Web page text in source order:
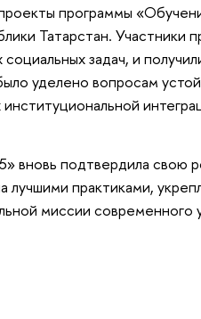
программы
Татарстан. Участники
задач, и
уделено вопросам
вновь подтвердила свою
практиками,
миссии современного